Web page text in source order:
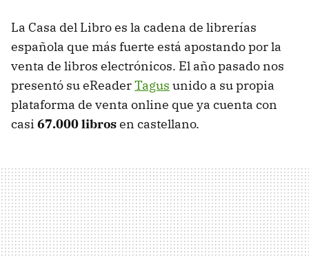
La Casa del Libro es la cadena de librerías
española que más fuerte está apostando por la
venta de libros electrónicos. El año pasado nos
presentó su eReaderTagus unido a su propia
plataforma de venta online que ya cuenta con
casi 67.000 librosen castellano.